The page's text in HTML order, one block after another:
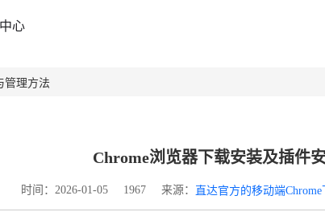
心
管理方法
Chrome浏览器下载安装及插件
时间：2026-01-05 1967 来源： 直达官方的移动端